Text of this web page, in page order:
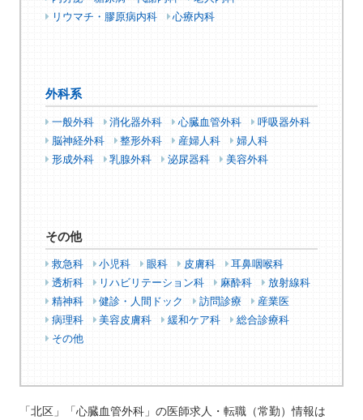
リウマチ・膠原病内科
心療内科
外科系
一般外科 消化器外科 心臓血管外科
呼吸器外科
脳神経外科
整形外科 産婦人科
婦人科
形成外科
乳腺外科 泌尿器科 美容外科
その他
救急科 小児科 眼科 皮膚科
耳鼻咽喉科
透析科
リハビリテーション科 麻酔科
放射線科
精神科
健診・人間ドック 訪問診療
産業医
病理科
美容皮膚科 緩和ケア科
総合診療科
その他
「北区」「心臓血管外科」の医師求人・転職（常勤）情報は